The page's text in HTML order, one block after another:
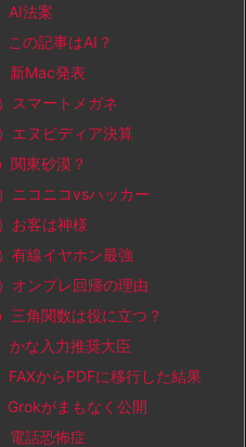
AI法案
の記事はAI？
新Mac発表
マートメガネ
ヌビディア決算
東砂漠？
コニコvsハッカー
お客は神様
線イヤホン最強
ンプレ回帰の理由
角関数は役に立つ？
な入力推奨大臣
からPDFに移行した結果
がまもなく公開
電話恐怖症